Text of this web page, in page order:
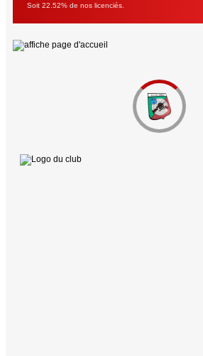
Soit 22.52% de nos licenciés.